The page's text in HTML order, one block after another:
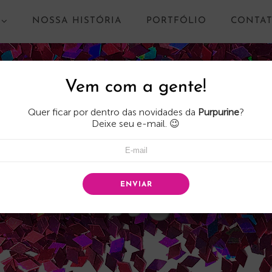
NOSSA HISTÓRIA PORTFÓLIO
Vem com a gente!
Quer ficar por dentro das novidades da Purpurine?
Deixe seu e-mail. 😉
ENVIAR